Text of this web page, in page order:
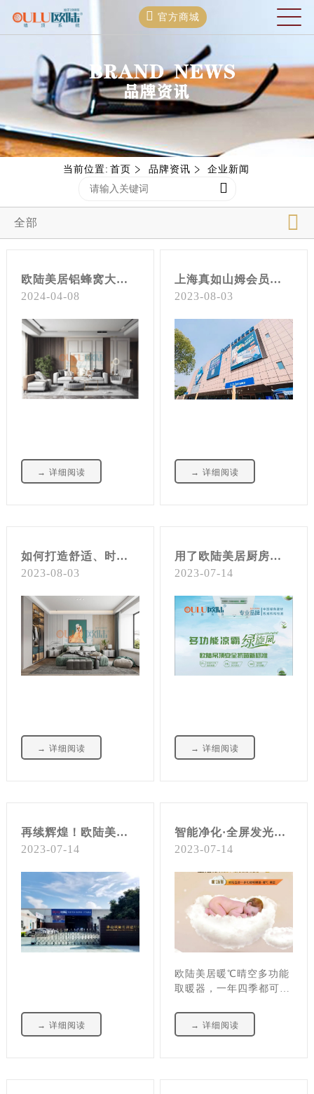
官方商城
当前位置: 首页 品牌资讯 企业新闻
全部
欧陆美居铝蜂窝大板：时尚与耐用的品质装饰选择
2024-04-08
→ 详细阅读
上海真如山姆会员店装修工程选择欧陆美居吊顶，打造舒适高雅的购物环境！
2023-08-03
→ 详细阅读
如何打造舒适、时尚的全屋整装设计？
2023-08-03
→ 详细阅读
用了欧陆美居厨房凉霸，高温天也能快乐下厨房
2023-07-14
→ 详细阅读
再续辉煌！欧陆美居荣膺2023年度“集成吊顶、集成墙面“中国十大品牌”称号
2023-07-14
→ 详细阅读
智能净化·全屏发光，暖℃·晴空取暖器，夏天使用也很爽
2023-07-14
欧陆美居暖℃晴空多功能
取暖器，一年四季都可
全新舒适体验！
→ 详细阅读